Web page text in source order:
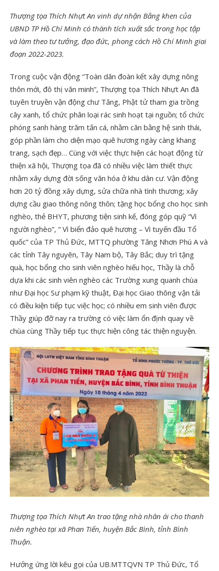
Thượng tọa Thích Nhựt An vinh dự nhận Bằng khen của
UBND TP Hồ Chí Minh có thành tích xuất sắc trong học tập
và làm theo tư tưởng, đạo đức, phong cách Hồ Chí Minh giai
đoạn 2022-2023.
Trong cuộc vận động “Toàn dân đoàn kết xây dựng nông
thôn mới, đô thị văn minh”, Thượng tọa Thích Nhựt An đã
tuyên truyền vận động chư Tăng, Phật tử tham gia trồng
cây xanh, tổ chức phân loại rác sinh hoạt tại nguồn; tổ chức
phóng sanh hàng trăm tấn cá, nhằm cân bằng hệ sinh thái,
góp phần làm cho diện mạo quê hương ngày càng khang
trang, sạch đẹp… Cùng với việc thực hiện các hoạt động từ
thiện xã hội, Thượng tọa đã có nhiều việc làm thiết thực
nhằm xây dựng đời sống văn hóa ở khu dân cư. Vận động
hơn 20 tỷ đồng xây dựng, sửa chữa nhà tình thương; xây
dựng cầu giao thông nông thôn; tặng học bổng cho học sinh
nghèo, thẻ BHYT, phương tiện sinh kế, đóng góp quỹ “Vì
người nghèo”, “ Vì biển đảo quê hương – Vì tuyến đầu Tổ
quốc” của TP Thủ Đức, MTTQ phường Tăng Nhơn Phú A và
các tỉnh Tây nguyên, Tây Nam bộ, Tây Bắc; duy trì tặng
quà, học bổng cho sinh viên nghèo hiếu học, Thầy là chỗ
dựa khi các sinh viên nghèo các Trường xung quanh chùa
như Đại học Sư phạm kỹ thuật, Đại học Giao thông vận tải
có điều kiện tiếp tục việc học; có nhiều em sinh viên được
Thầy giúp đỡ nay ra trường có việc làm ổn định quay về
chùa cùng Thầy tiếp tục thực hiện công tác thiện nguyện.
Thượng tọa Thích Nhựt An trao tặng nhà nhân ái cho thanh
niên nghèo tại xã Phan Tiến, huyện Bắc Bình, tỉnh Bình
Thuận.
Hưởng ứng lời kêu gọi của UB.MTTQVN TP Thủ Đức, Tổ